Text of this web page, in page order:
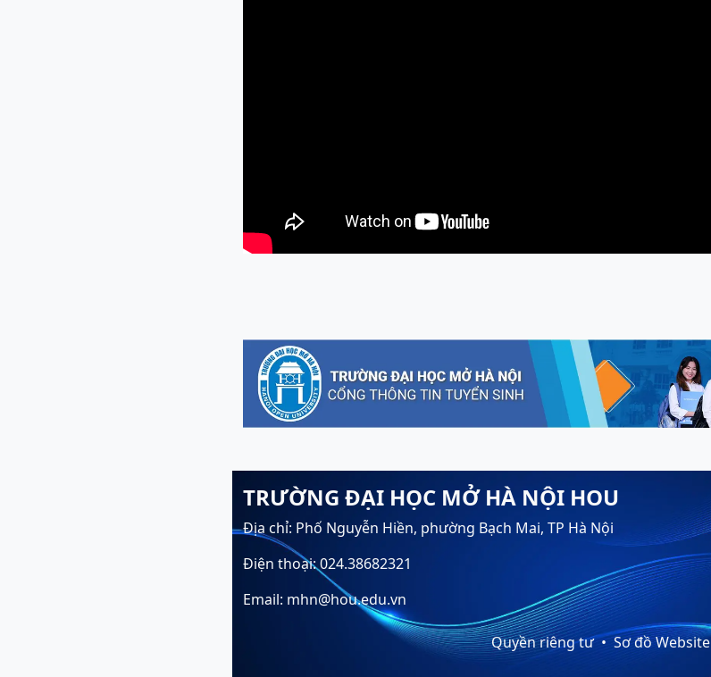
TRƯỜNG ĐẠI HỌC MỞ HÀ NỘI HOU
Địa chỉ: Phố Nguyễn Hiền, phường Bạch Mai, TP Hà Nội
Điện thoại: 024.38682321
Email: mhn@hou.edu.vn
Quyền riêng tư Sơ đồ Website